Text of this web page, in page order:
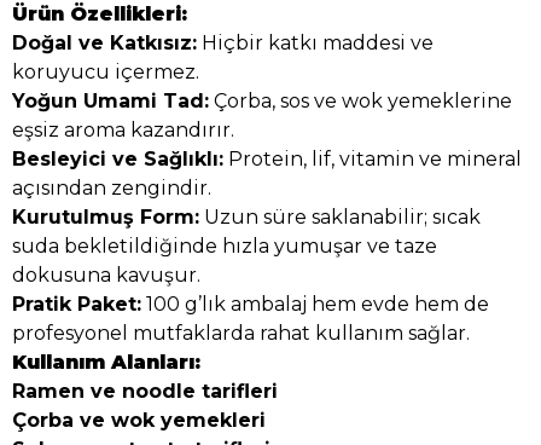
Ürün Özellikleri:
Doğal ve Katkısız: Hiçbir katkı maddesi ve
koruyucu içermez.
Yoğun Umami Tad: Çorba, sos ve wok yemeklerine
eşsiz aroma kazandırır.
Besleyici ve Sağlıklı: Protein, lif, vitamin ve mineral
açısından zengindir.
Kurutulmuş Form: Uzun süre saklanabilir; sıcak
suda bekletildiğinde hızla yumuşar ve taze
dokusuna kavuşur.
Pratik Paket: 100 g’lık ambalaj hem evde hem de
profesyonel mutfaklarda rahat kullanım sağlar.
Kullanım Alanları:
Ramen ve noodle tarifleri
Çorba ve wok yemekleri